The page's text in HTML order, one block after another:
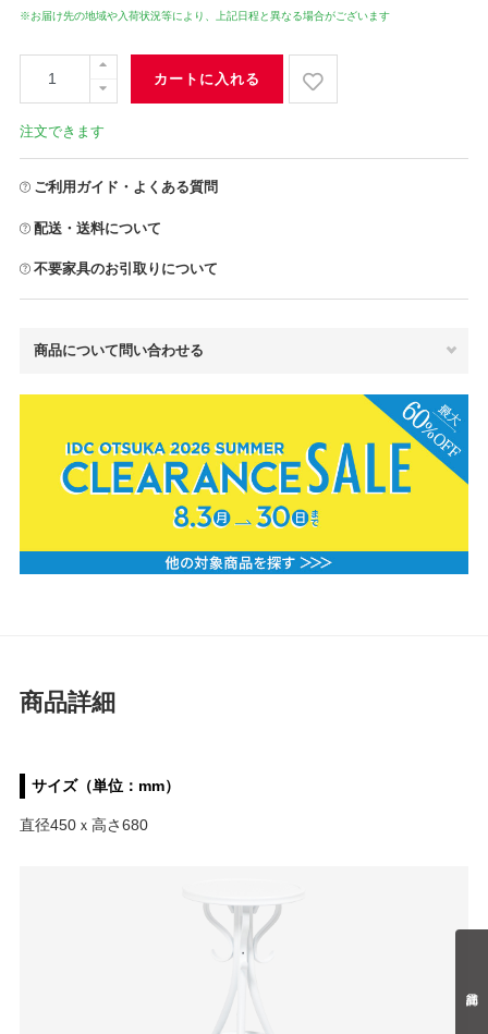
※お届け先の地域や入荷状況等により、上記日程と異なる場合がございます
カートに入れる
注文できます
ご利用ガイド・よくある質問
配送・送料について
不要家具のお引取りについて
商品について問い合わせる
商品詳細
サイズ（単位：mm）
直径450ｘ高さ680